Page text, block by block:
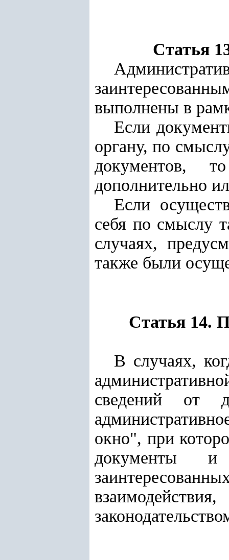
Статья
выполнены в
Если
органу, по
документов,
дополнительно
Если
себя по смыслу
случаях,
также были
Статья 14.
В случаях,
сведений от
окно", при
документы и